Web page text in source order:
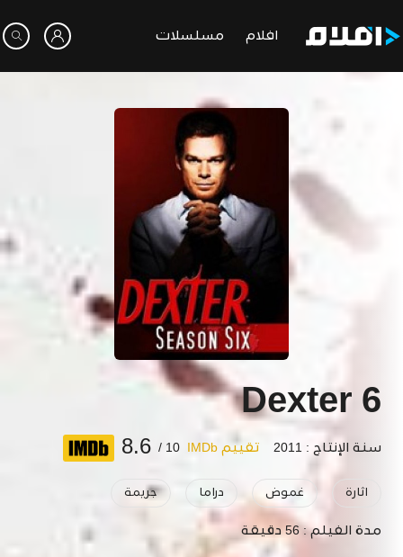
افلام مسلسلات
Dexter 6
سنة الإنتاج : 2011 تقييم IMDb 10 /
8.6
اثارة غموض دراما جريمة
مدة الفيلم : 56 دقيقة